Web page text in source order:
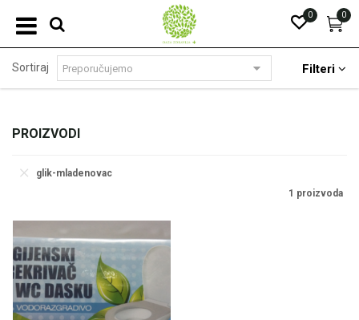
0
0
PROIZVODI
Sortiraj Filteri
glik-mladenovac
1 proizvoda